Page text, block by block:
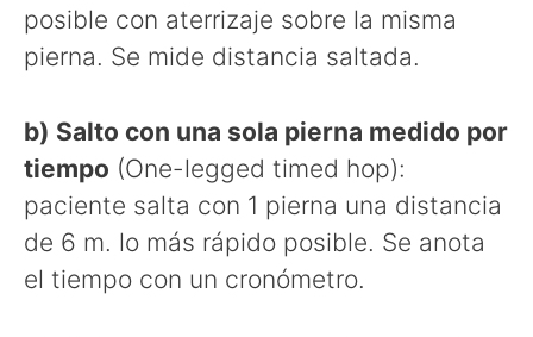
posible con aterrizaje sobre la misma
pierna. Se mide distancia saltada.
b) Salto con una sola pierna medido por
tiempo (One-legged timed hop):
paciente salta con 1 pierna una distancia
de 6 m. lo más rápido posible. Se anota
el tiempo con un cronómetro.